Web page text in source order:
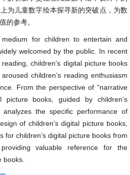
为儿童数字绘本探寻新的突破点，为数
的参考。
for children to entertain and
welcomed by the public. In recent
children's digital picture books
children’s reading enthusiasm
From the perspective of “narrative
picture books, guided by children’s
the specific performance of
of children’s digital picture books,
for children’s digital picture books from
valuable reference for the
books.